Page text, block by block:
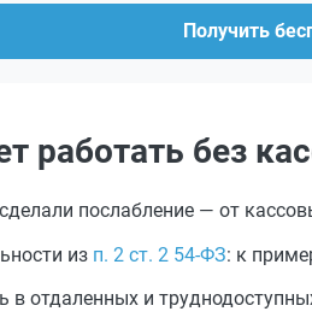
Получить
работать без
послабление — от
из п. 2 ст. 2 54-ФЗ: к
в отдаленных и